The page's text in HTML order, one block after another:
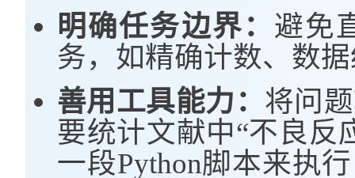
明确任务边界： 避免
务，如精确计数、数
善用工具能力： 将问
要统计文献中“不良反
一段Python脚本来执